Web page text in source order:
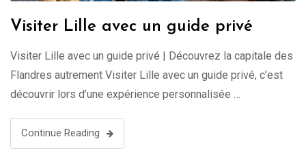
Visiter Lille avec un guide privé
Visiter Lille avec un guide privé | Découvrez la capitale des
Flandres autrement Visiter Lille avec un guide privé, c’est
découvrir lors d’une expérience personnalisée …
Continue Reading